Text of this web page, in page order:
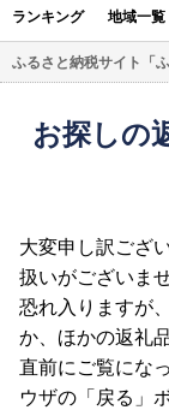
ランキング 地域一覧
ふるさと納税サイト「ふ
お探しの
大変申し訳ござ
扱いがございませ
恐れ入りますが
か、ほかの返礼
直前にご覧にな
ウザの「戻る」